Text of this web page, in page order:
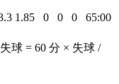
1.85 0 0 0
65:00
球 = 60 分 × 失球 /